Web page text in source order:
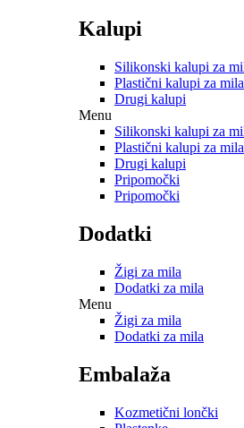
Kalupi
Silikonski kalupi za
Plastični kalupi za mila
Drugi kalupi
Menu
Silikonski kalupi za
Plastični kalupi za mila
Drugi kalupi
Pripomočki
Pripomočki
Dodatki
Žigi za mila
Dodatki za mila
Menu
Žigi za mila
Dodatki za mila
Embalaža
Kozmetični lončki